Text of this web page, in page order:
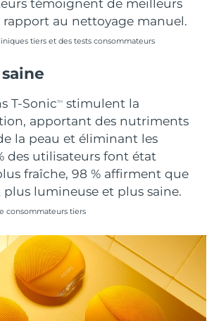
témoignent de meilleurs
rapport au nettoyage manuel.
tiers et des tests consommateurs
T-SonicTM
stimulent la
apportant des nutriments
la peau et éliminant les
des utilisateurs font état
fraîche, 98 % affirment que
plus lumineuse et plus saine.
consommateurs tiers
Livraison estimée8/11/26
Livraison estimée
Livraison estimée
Livraison estimée
Livraison estimée8/9/26
Livraison estimée
Livraison estimée
Livraison estimée 8/14/26
Livraison estimée8/13/26